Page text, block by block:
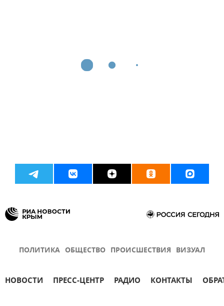
ПОЛИТИКА ОБЩЕСТВО ПРОИСШЕСТВИЯ ВИЗУАЛ
НОВОСТИ ПРЕСС-ЦЕНТР РАДИО КОНТАКТЫ